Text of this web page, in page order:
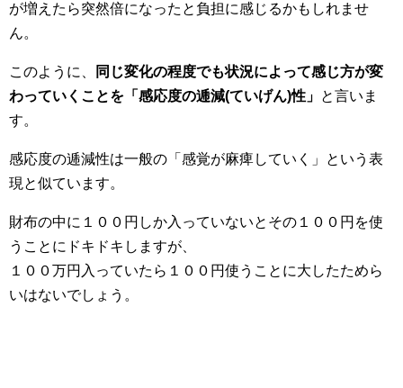
が増えたら突然倍になったと負担に感じるかもしれませ
ん。
このように、
同じ変化の程度でも状況によって感じ方が変
わっていくことを「感応度の逓減(ていげん)性」 と言いま
す。
感応度の逓減性は一般の「感覚が麻痺していく」という表
現と似ています。
財布の中に１００円しか入っていないとその１００円を使
うことにドキドキしますが、
１００万円入っていたら１００円使うことに大したためら
いはないでしょう。